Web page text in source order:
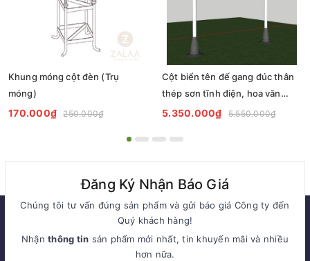
Khung móng cột đèn (Trụ
móng)
170.000₫ 250.000₫
Cột biển tên đế gang đúc thân
thép sơn tĩnh điện, hoa văn
bảng tên, chữ phản quang mã
5.350.000₫ 5.550.000₫
Đăng Ký Nhận Báo Giá
Chúng tôi tư vấn đúng sản phẩm và gửi báo giá Công ty đến
Quý khách hàng!
Nhậnthông tin sản phẩm mới nhất, tin khuyến mãi và nhiều
hơn nữa.